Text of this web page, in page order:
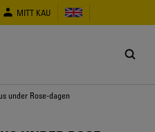
MITT KAU
under Rose-dagen